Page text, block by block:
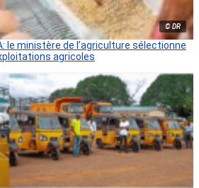
© DR
le ministère de l’agriculture sélectionne
agricoles